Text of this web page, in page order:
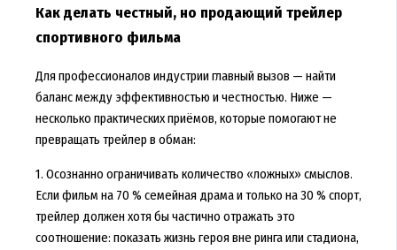
Как делать честный, но продающий трейлер
спортивного фильма
Для профессионалов индустрии главный вызов — найти
баланс между эффективностью и честностью. Ниже —
несколько практических приёмов, которые помогают не
превращать трейлер в обман:
1. Осознанно ограничивать количество «ложных» смыслов.
Если фильм на 70 % семейная драма и только на 30 % спорт,
трейлер должен хотя бы частично отражать это
соотношение: показать жизнь героя вне ринга или стадиона,